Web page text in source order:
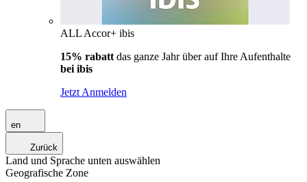
ALL Accor+ ibis
15% rabatt das ganze Jahr über auf Ihre Aufenthalte
bei ibis
Jetzt Anmelden
en
Zurück
Land und Sprache unten auswählen
Geografische Zone